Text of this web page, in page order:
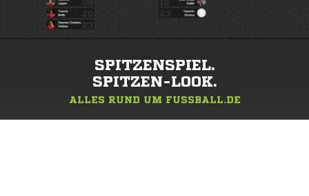
SPITZENSPIEL.
SPITZEN-LOOK.
ALLES RUND UM FUSSBALL.DE